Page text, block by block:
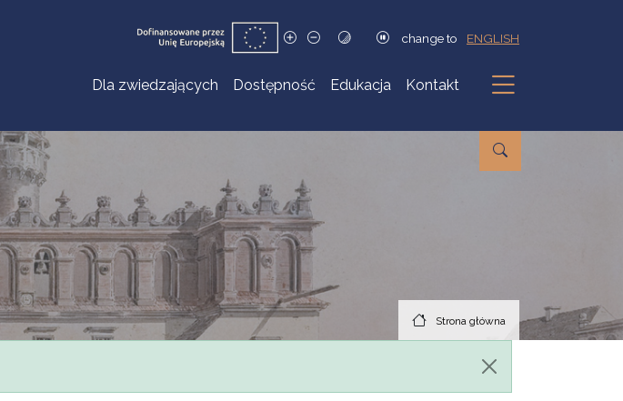
change to ENGLISH
Dla zwiedzających Dostępność Edukacja Kontakt
Podmenu
Strona główna